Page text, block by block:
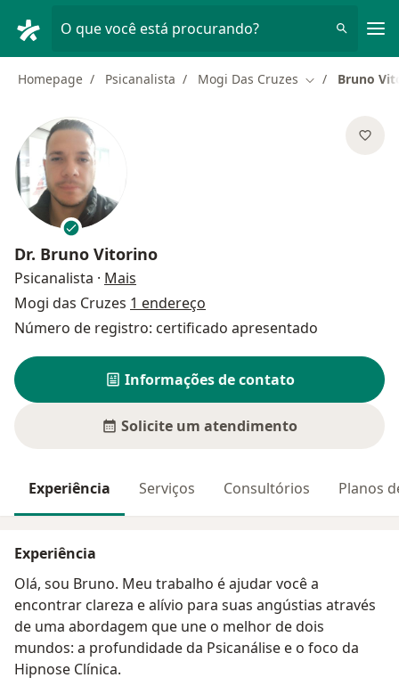
O que você está procurando?
Homepage Psicanalista Mogi Das Cruzes Mudar de
Bruno
Dr. Bruno Vitorino
Psicanalista · Mais
Mogi das Cruzes 1 endereço
Número de registro: certificado apresentado
Informações de contato
Solicite um atendimento
Experiência Serviços Consultórios Planos
Experiência
Olá, sou Bruno. Meu trabalho é ajudar você a
encontrar clareza e alívio para suas angústias através
de uma abordagem que une o melhor de dois
mundos: a profundidade da Psicanálise e o foco da
Hipnose Clínica.